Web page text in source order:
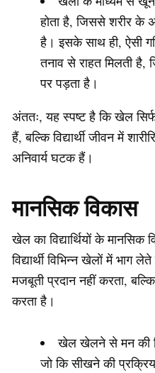
होता है, जिससे शरीर के
है। इसके साथ ही, ऐसी
तनाव से राहत मिलती है,
पर पड़ता है।
अंततः, यह स्पष्ट है कि खेल
हैं, बल्कि विद्यार्थी जीवन में
अनिवार्य घटक हैं।
मानसिक विकास
खेल का विद्यार्थियों के
विद्यार्थी विभिन्न खेलों में भाग
मजबूती प्रदान नहीं करता,
करता है।
खेल खेलने से मन की
जो कि सीखने की